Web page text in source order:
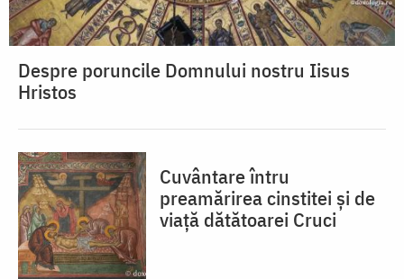
Despre poruncile Domnului nostru Iisus
Hristos
Cuvântare întru
preamărirea cinstitei și de
viață dătătoarei Cruci